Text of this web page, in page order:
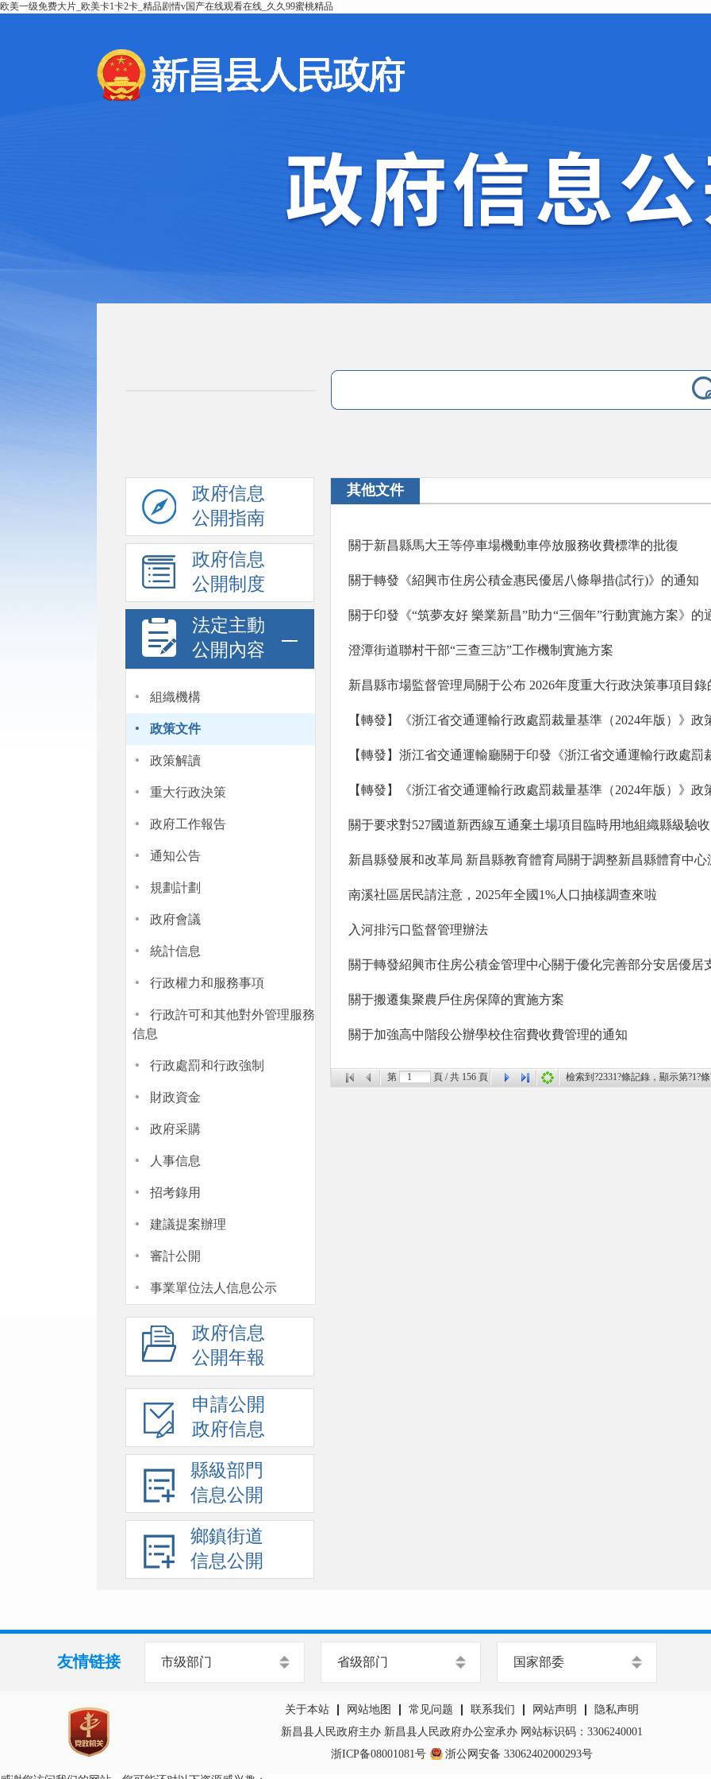
欧美一级免费大片_欧美卡1卡2卡_精品剧情v国产在线观看在线_久久99蜜桃精品
政府信息
公開指南
政府信息
公開制度
法定主動
公開內容
· 組織機構
· 政策文件
· 政策解讀
· 重大行政決策
· 政府工作報告
· 通知公告
· 規劃計劃
· 政府會議
· 統計信息
· 行政權力和服務事項
·
行政許可和其他對外管理服務
信息
· 行政處罰和行政強制
· 財政資金
· 政府采購
· 人事信息
· 招考錄用
· 建議提案辦理
· 審計公開
· 事業單位法人信息公示
政府信息
公開年報
申請公開
政府信息
縣級部門
信息公開
鄉鎮街道
信息公開
其他文件
關于新昌縣馬大王等停車場機動車停放服務收費標準的批復
關于轉發《紹興市住房公積金惠民優居八條舉措(試行)》的通知
關于印發《“筑夢友好 樂業新昌”助力“三個年”行動實施方案》的
澄潭街道聯村干部“三查三訪”工作機制實施方案
新昌縣市場監督管理局關于公布 2026年度重大行政決策事項目錄
【轉發】《浙江省交通運輸行政處罰裁量基準（2024年版）》政
【轉發】《浙江省交通運輸行政處罰裁量基準（2024年版）》政
關于要求對527國道新西線互通棄土場項目臨時用地組織縣級驗
南溪社區居民請注意，2025年全國1%人口抽樣調查來啦
入河排污口監督管理辦法
關于轉發紹興市住房公積金管理中心關于優化完善部分安居優居
關于搬遷集聚農戶住房保障的實施方案
關于加強高中階段公辦學校住宿費收費管理的通知
第 頁 / 共 156 頁 檢索到?2331?條記錄，顯示第?1?
友情链接 市级部门 省级部门 国家部委
关于本站 网站地图 常见问题 联系我们 网站声明
隐私声明
新昌县人民政府主办 新昌县人民政府办公室承办 网站标识码：3306240001
浙ICP备08001081号
浙公网安备 33062402000293号